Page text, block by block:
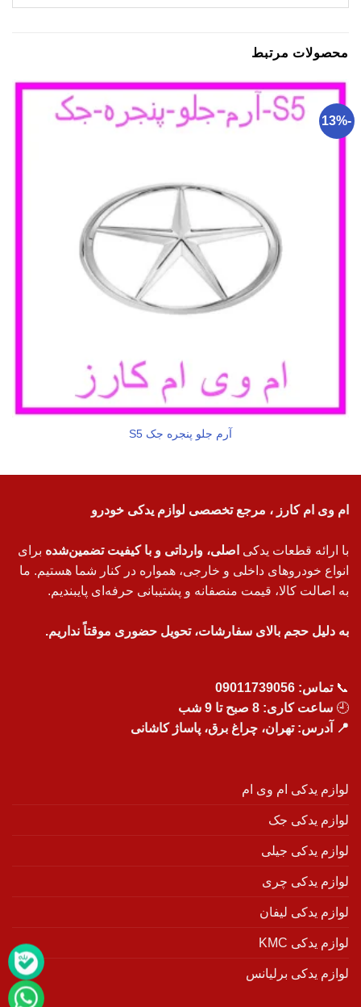
محصولات مرتبط
-13%
آرم جلو پنجره جک S5
ام وی ام کارز ، مرجع تخصصی لوازم یدکی خودرو
با ارائه قطعات یدکی اصلی، وارداتی و با کیفیت تضمین‌شده برای
انواع خودروهای داخلی و خارجی، همواره در کنار شما هستیم. ما
به اصالت کالا، قیمت منصفانه و پشتیبانی حرفه‌ای پایبندیم.
به دلیل حجم بالای سفارشات، تحویل حضوری موقتاً نداریم.
📞تماس: 09011739056
🕘 ساعت کاری: 8 صبح تا 9 شب
📍 آدرس: تهران، چراغ برق، پاساژ کاشانی
لوازم یدکی ام وی ام
لوازم یدکی جک
لوازم یدکی جیلی
لوازم یدکی چری
لوازم یدکی لیفان
لوازم یدکی KMC
لوازم یدکی برلیانس